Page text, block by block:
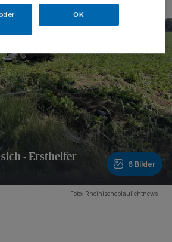
- Ersthelfer
6 Bilder
Foto: Rheinischeblaulichtnews
OK